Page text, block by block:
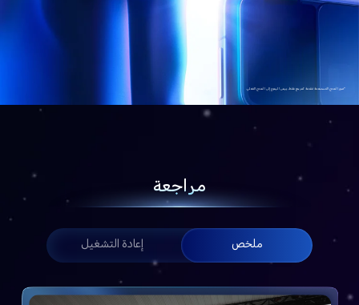
*صور المنتج المُستخدمة مُقدمة كمرجع فقط، يرجى الرجوع إلى المنتج الفعلي.
مراجعة
ملخص إعادة التشغيل